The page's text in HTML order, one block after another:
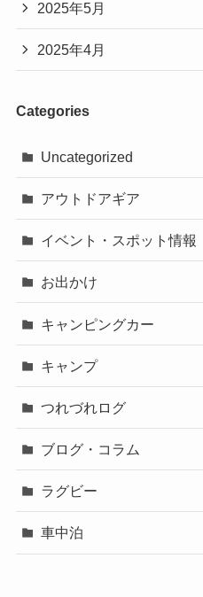
2025年5月
2025年4月
Categories
Uncategorized
アウトドアギア
イベント・スポット情報
お出かけ
キャンピングカー
キャンプ
つれづれログ
ブログ・コラム
ラグビー
車中泊